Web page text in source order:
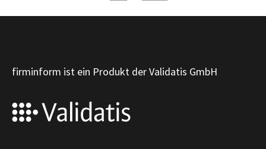
firminform ist ein Produkt der Validatis GmbH